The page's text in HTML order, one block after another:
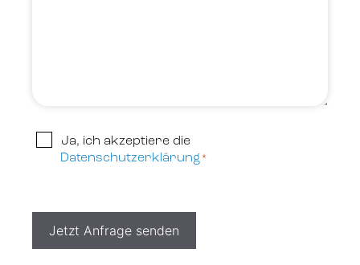
Datenschutzerklärung
Ja, ich akzeptiere die
Datenschutzerklärung *
Jetzt Anfrage senden